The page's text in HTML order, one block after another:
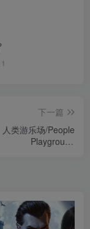
1
下一篇
人类游乐场/People
Playground